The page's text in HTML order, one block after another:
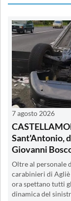
7 agosto 2026
Sant'Antonio,
Giovanni
Oltre al personale
carabinieri di Agliè
ora spettano tutti
dinamica del